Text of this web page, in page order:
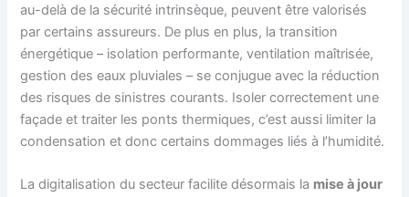
au-delà de la sécurité intrinsèque, peuvent être valorisés
par certains assureurs. De plus en plus, la transition
énergétique – isolation performante, ventilation maîtrisée,
gestion des eaux pluviales – se conjugue avec la réduction
des risques de sinistres courants. Isoler correctement une
façade et traiter les ponts thermiques, c’est aussi limiter la
condensation et donc certains dommages liés à l’humidité.
La digitalisation du secteur facilite désormais la mise à jour